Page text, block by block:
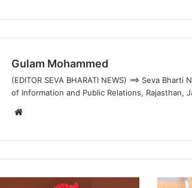
Gulam Mohammed
(EDITOR SEVA BHARATI NEWS) ==> Seva
of Information and Public Relations, Rajasthan,
ओसियां